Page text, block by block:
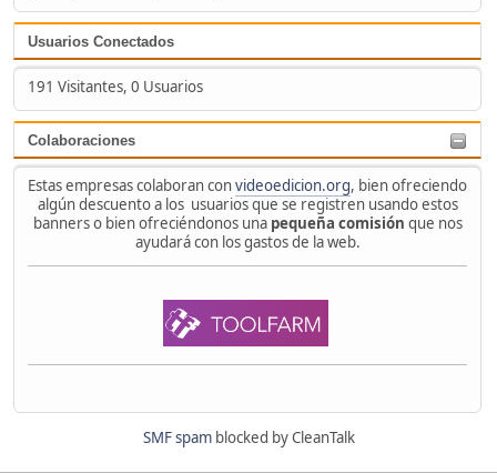
Usuarios Conectados
191 Visitantes, 0 Usuarios
Colaboraciones
Estas empresas colaboran convideoedicion.org, bien ofreciendo
algún descuento a los usuarios que se registren usando estos
banners o bien ofreciéndonos una pequeña comisión que nos
ayudará con los gastos de la web.
SMF spamblocked by CleanTalk